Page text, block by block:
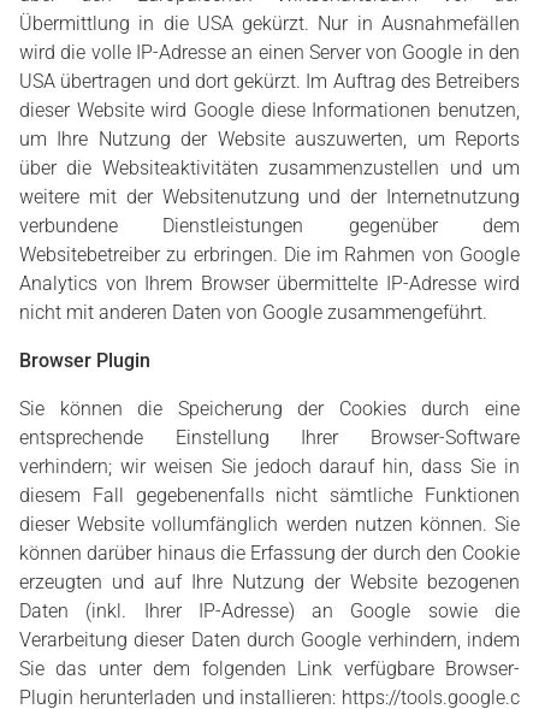
Übermittlung in die USA gekürzt. Nur in Ausnahmefällen
wird die volle IP-Adresse an einen Server von Google in den
USA übertragen und dort gekürzt. Im Auftrag des Betreibers
dieser Website wird Google diese Informationen benutzen,
um Ihre Nutzung der Website auszuwerten, um Reports
über die Websiteaktivitäten zusammenzustellen und um
weitere mit der Websitenutzung und der Internetnutzung
verbundene Dienstleistungen gegenüber dem
Websitebetreiber zu erbringen. Die im Rahmen von Google
Analytics von Ihrem Browser übermittelte IP-Adresse wird
nicht mit anderen Daten von Google zusammengeführt.
Browser Plugin
Sie können die Speicherung der Cookies durch eine
entsprechende Einstellung Ihrer Browser-Software
verhindern; wir weisen Sie jedoch darauf hin, dass Sie in
diesem Fall gegebenenfalls nicht sämtliche Funktionen
dieser Website vollumfänglich werden nutzen können. Sie
können darüber hinaus die Erfassung der durch den Cookie
erzeugten und auf Ihre Nutzung der Website bezogenen
Daten (inkl. Ihrer IP-Adresse) an Google sowie die
Verarbeitung dieser Daten durch Google verhindern, indem
Sie das unter dem folgenden Link verfügbare Browser-
Plugin herunterladen und installieren: https://tools.google.c